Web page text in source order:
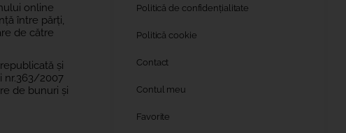
online
între părți,
de către
și
nr.363/2007
de bunuri și
Politică de confidențialitate
Politică cookie
Contact
Contul meu
Favorite